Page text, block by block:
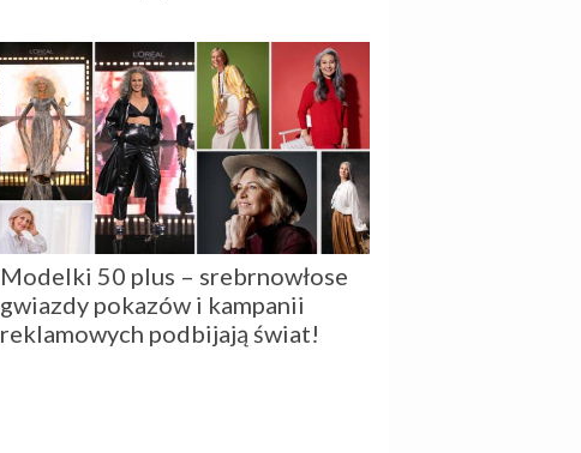
Modelki 50 plus – srebrnowłose
gwiazdy pokazów i kampanii
reklamowych podbijają świat!